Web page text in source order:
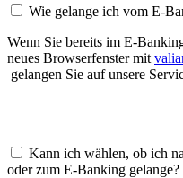
Wie gelange ich vom E-
Wenn Sie bereits im E-
neues Browserfenster mit
gelangen Sie auf unsere
Kann ich wählen, ob ich
oder zum E-Banking gelange?